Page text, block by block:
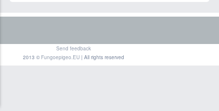
Send feedback
2013 © Fungoepigeo.EU| All rights reserved